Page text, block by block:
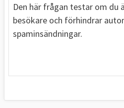
Den här frågan testar om du
besökare och förhindrar
spaminsändningar.